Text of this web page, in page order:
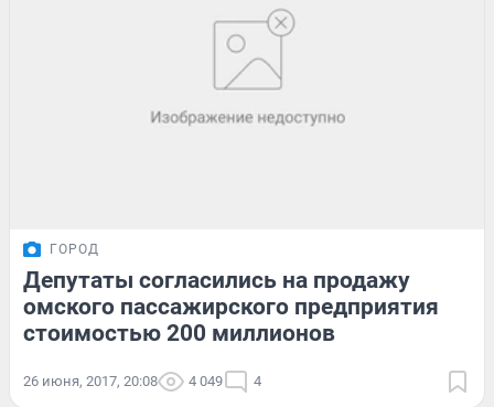
ГОРОД
Депутаты согласились на продажу
омского пассажирского предприятия
стоимостью 200 миллионов
26 июня, 2017, 20:08 4 049 4